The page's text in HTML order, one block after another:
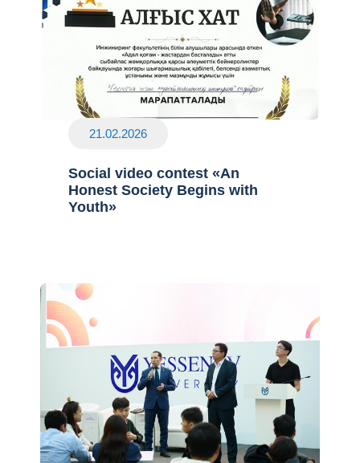
21.02.2026
Social video contest «An
Honest Society Begins with
Youth»